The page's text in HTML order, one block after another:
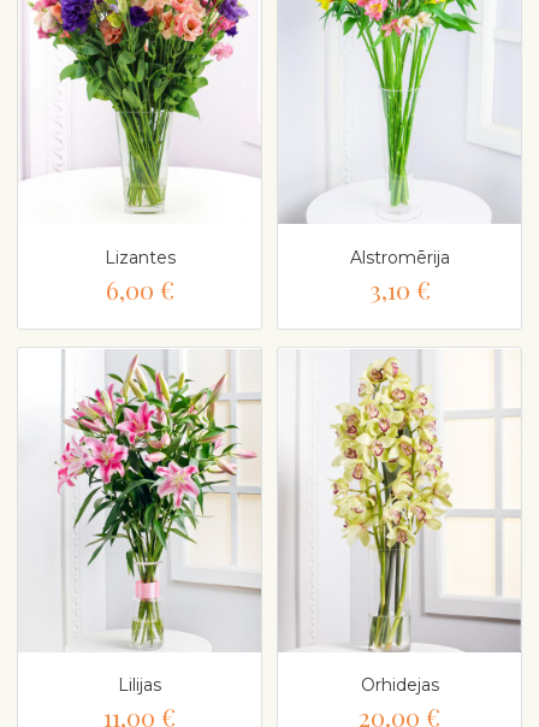
Lizantes
6,00 €
Alstromērija
3,10 €
Lilijas
11,00 €
Orhidejas
20,00 €